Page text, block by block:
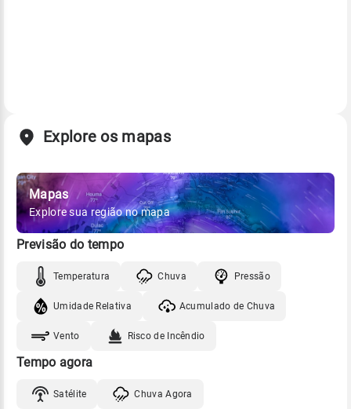
Explore os mapas
Mapas
Explore sua região no mapa
Previsão do tempo
Temperatura Chuva Pressão
Umidade Relativa Acumulado de Chuva
Vento Risco de Incêndio
Tempo agora
Satélite Chuva Agora